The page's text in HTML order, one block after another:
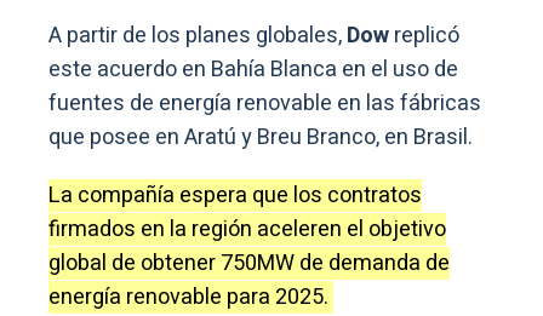
A partir de los planes globales,Dowreplicó
este acuerdo en Bahía Blanca en el uso de
fuentes de energía renovable en las fábricas
que posee en Aratú y Breu Branco, en Brasil.
La compañía espera que los contratos
firmados en la región aceleren el objetivo
global de obtener 750MW de demanda de
energía renovable para 2025.